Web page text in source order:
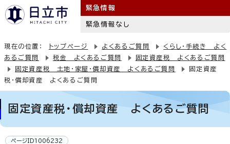
緊急情報
緊急情報なし
現在の位置： トップページ よくあるご質問
くらし・手続き よく
あるご質問
税金 よくあるご質問
固定資産税 よくあるご質問
固定資産税 土地・家屋・償却資産 よくあるご質問
固定資産
税・償却資産 よくあるご質問
固定資産税・償却資産 よくあるご質問
ページID1006232